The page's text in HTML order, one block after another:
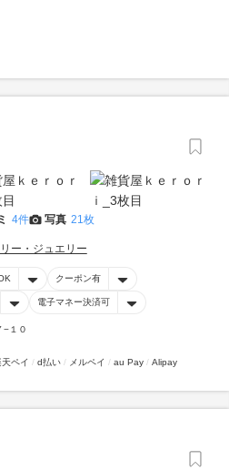
4件 写真 21枚
ー・ジュエリー
クーポン有
電子マネー決済可
−１０
天ペイ d払い メルペイ au Pay Alipay